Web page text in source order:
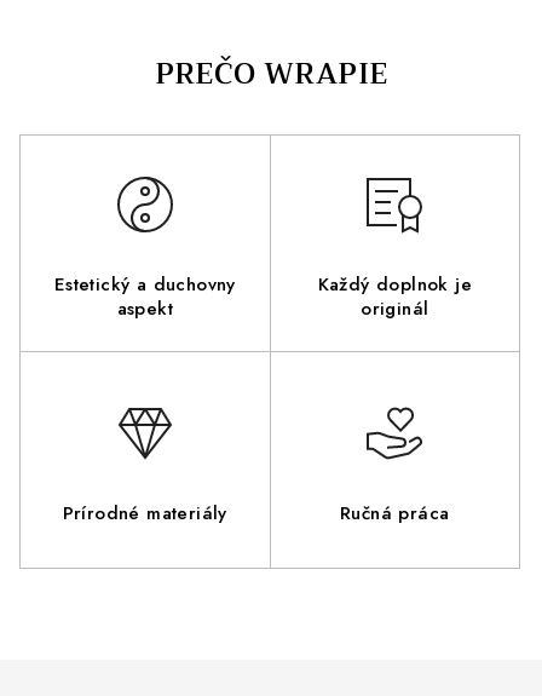
Estetický a duchovny
aspekt
Každý doplnok je
originál
Prírodné materiály Ručná práca